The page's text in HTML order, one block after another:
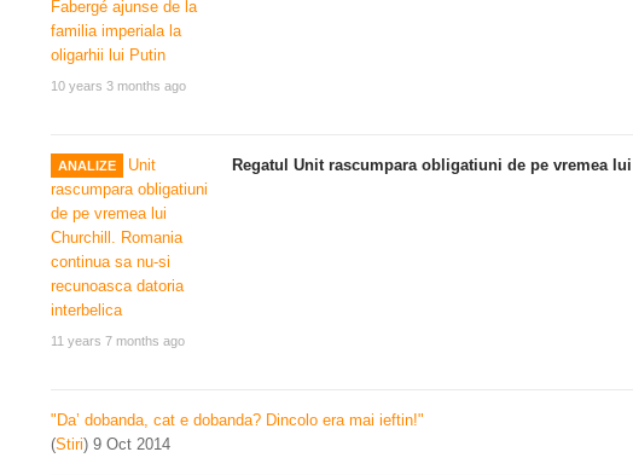
10 years 3 months ago
ANALIZE
11 years 7 months ago
Regatul Unit rascumpara obligatiuni de pe vremea
"Da’ dobanda, cat e dobanda? Dincolo era mai ieftin!"
(Stiri) 9 Oct 2014